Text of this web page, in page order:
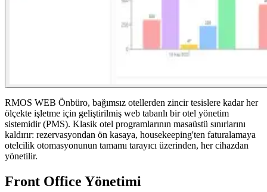
RMOS WEB Önbüro, bağımsız otellerden zincir tesislere kadar her
ölçekte işletme için geliştirilmiş web tabanlı bir otel yönetim
sistemidir (PMS). Klasik otel programlarının masaüstü sınırlarını
kaldırır: rezervasyondan ön kasaya, housekeeping'ten faturalamaya
otelcilik otomasyonunun tamamı tarayıcı üzerinden, her cihazdan
yönetilir.
Front Office Yönetimi